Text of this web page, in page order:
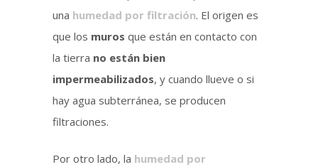
una humedad por filtración. El origen es
que los muros que están en contacto con
la tierra no están bien
impermeabilizados, y cuando llueve o si
hay agua subterránea, se producen
filtraciones.
Por otro lado, la humedad por